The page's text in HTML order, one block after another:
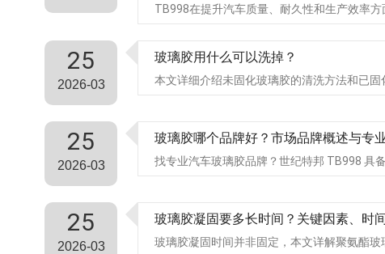
TB998在提升汽车质量、耐久性和生产效率方
25
2026-03
玻璃胶用什么可以洗掉？
本文详细介绍未固化玻璃胶的清洗方法和已
25
2026-03
玻璃胶哪个品牌好？市场品牌概述与专
找专业汽车玻璃胶品牌？世纪特邦 TB998 具
25
2026-03
玻璃胶凝固要多长时间？关键因素、时
玻璃胶凝固时间并非固定，本文详解聚氨酯